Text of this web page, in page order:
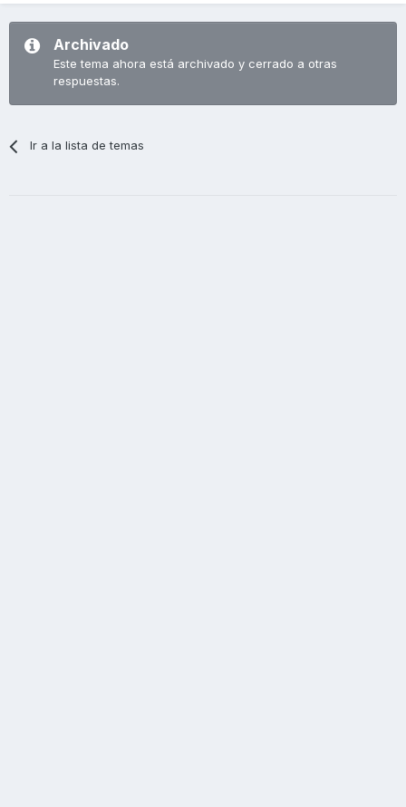
Archivado
Este tema ahora está archivado y cerrado a otras
respuestas.
Ir a la lista de temas